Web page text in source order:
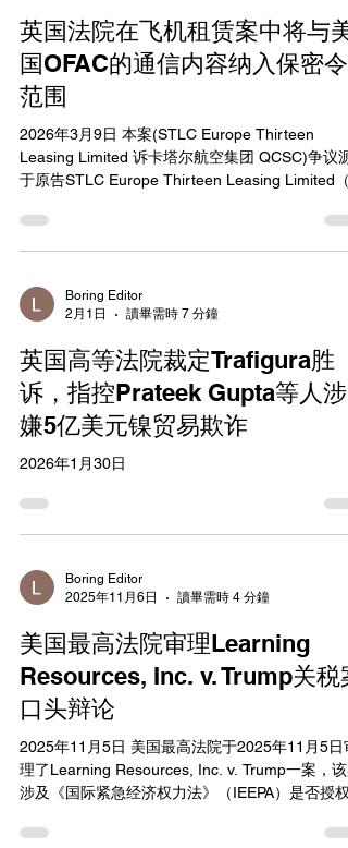
Operating Ltd.作为运营商享有70%利润。Loyal
Energy (Canada) Operating Ltd.表示，因加拿大
裁法规禁止向与俄罗斯政府相关实体有联系的公司
付款，故将RN Cardium Oil Inc.的收益份额持续累
积并单独保管，直至法律允许支付为止。RN
Cardium Oil...
英国法院在飞机租赁案中将与美
国OFAC的通信内容纳入保密令
范围
2026年3月9日 本案(STLC Europe Thirteen
Leasing Limited 诉卡塔尔航空集团 QCSC)争议源
于原告STLC Europe Thirteen Leasing Limited（
突后西方制裁影响）于2017年至2023年期间向被
卡塔尔航空集团（Qatar Airways Group QCSC）
及其母公司受到制裁。制裁实施后，被告将飞机停
飞。原告在本案中向被告索赔未付租金、因未妥善
反诉原告，要求原告支付飞机停飞期间的额外仓储
费用以及利润损失。 法院处理原告关于其与美国
政部外国资产控制办公室（OFAC）的通信、申请
相关材料的保密申请。法院裁定这些OFAC相关资
（包括制裁许可申请、讨论、OFAC或美国国务院
（confidential information），应纳入保密圈令
Boring Editor
2月1日
讀畢需時 7 分鐘
英国高等法院裁定Trafigura胜
诉，指控Prateek Gupta等人涉
嫌5亿美元镍贸易欺诈
2026年1月30日
Boring Editor
2025年11月6日
讀畢需時 4 分鐘
美国最高法院审理Learning
Resources, Inc. v. Trump关税
口头辩论
2025年11月5日 美国最高法院于2025年11月5日
理了Learning Resources, Inc. v. Trump一案，该
涉及《国际紧急经济权力法》（IEEPA）是否授权
等公司和州政府，他们挑战特朗普总统通过行政命